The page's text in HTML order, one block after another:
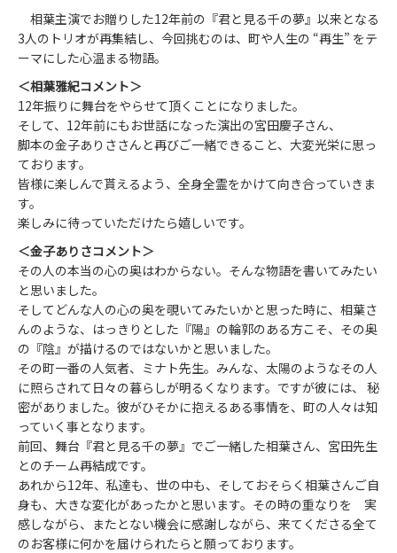
相葉主演でお贈りした12年前の『君と見る千の夢』以来となる
3人のトリオが再集結し、今回挑むのは、町や人生の “再生” をテ
ーマにした心温まる物語。
＜相葉雅紀コメント＞
12年振りに舞台をやらせて頂くことになりました。
そして、12年前にもお世話になった演出の宮田慶子さん、
脚本の金子ありささんと再びご一緒できること、大変光栄に思っ
ております。
皆様に楽しんで貰えるよう、全身全霊をかけて向き合っていきま
す。
楽しみに待っていただけたら嬉しいです。
＜金子ありさコメント＞
その人の本当の心の奥はわからない。そんな物語を書いてみたい
と思いました。
そしてどんな人の心の奥を覗いてみたいかと思った時に、相葉さ
んのような、はっきりとした『陽』の輪郭のある方こそ、その奥
の『陰』が描けるのではないかと思いました。
その町一番の人気者、ミナト先生。みんな、太陽のようなその人
に照らされて日々の暮らしが明るくなります。ですが彼には、 秘
密がありました。彼がひそかに抱えるある事情を、町の人々は知
っていく事となります。
前回、舞台『君と見る千の夢』でご一緒した相葉さん、宮田先生
とのチーム再結成です。
あれから12年、私達も、世の中も、そしておそらく相葉さんご自
身も、大きな変化があったかと思います。その時の重なりを 実
感しながら、またとない機会に感謝しながら、来てくださる全て
のお客様に何かを届けられたらと願っております。